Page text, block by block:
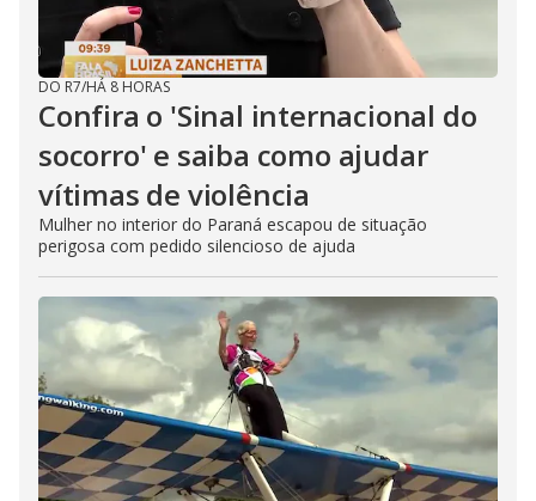
DO R7/HÁ 8 HORAS
Confira o 'Sinal internacional do
socorro' e saiba como ajudar
vítimas de violência
Mulher no interior do Paraná escapou de situação
perigosa com pedido silencioso de ajuda